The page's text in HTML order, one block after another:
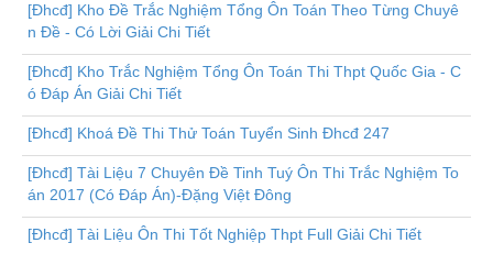
[Đhcđ] Kho Đề Trắc Nghiệm Tổng Ôn Toán Theo Từng Chuyê
n Đề - Có Lời Giải Chi Tiết
[Đhcđ] Kho Trắc Nghiệm Tổng Ôn Toán Thi Thpt Quốc Gia - C
ó Đáp Án Giải Chi Tiết
[Đhcđ] Khoá Đề Thi Thử Toán Tuyển Sinh Đhcđ 247
[Đhcđ] Tài Liệu 7 Chuyên Đề Tinh Tuý Ôn Thi Trắc Nghiệm To
án 2017 (Có Đáp Án)-Đặng Việt Đông
[Đhcđ] Tài Liệu Ôn Thi Tốt Nghiệp Thpt Full Giải Chi Tiết